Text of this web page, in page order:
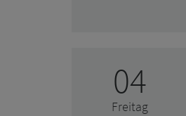
04
Freitag